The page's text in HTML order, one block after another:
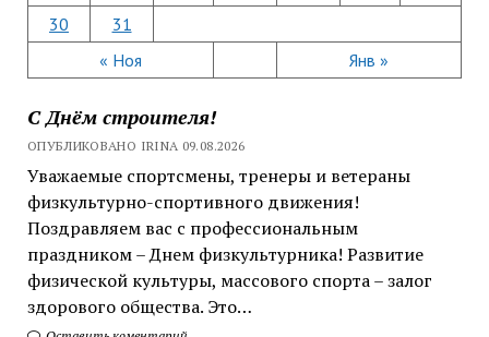
« Ноя Янв »
30
31
С Днём строителя!
ОПУБЛИКОВАНО IRINA 09.08.2026
Уважаемые спортсмены, тренеры и ветераны
физкультурно-спортивного движения!
Поздравляем вас с профессиональным
праздником – Днем физкультурника! Развитие
физической культуры, массового спорта – залог
здорового общества. Это…